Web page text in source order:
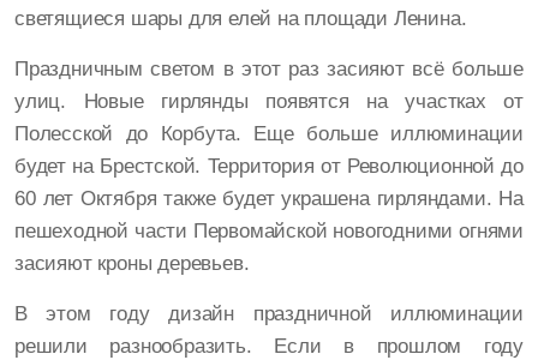
светящиеся шары для елей на площади Ленина.
Праздничным светом в этот раз засияют всё больше
улиц. Новые гирлянды появятся на участках от
Полесской до Корбута. Еще больше иллюминации
будет на Брестской. Территория от Революционной до
60 лет Октября также будет украшена гирляндами. На
пешеходной части Первомайской новогодними огнями
засияют кроны деревьев.
В этом году дизайн праздничной иллюминации
решили разнообразить. Если в прошлом году